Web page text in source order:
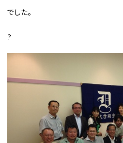
でした。
?